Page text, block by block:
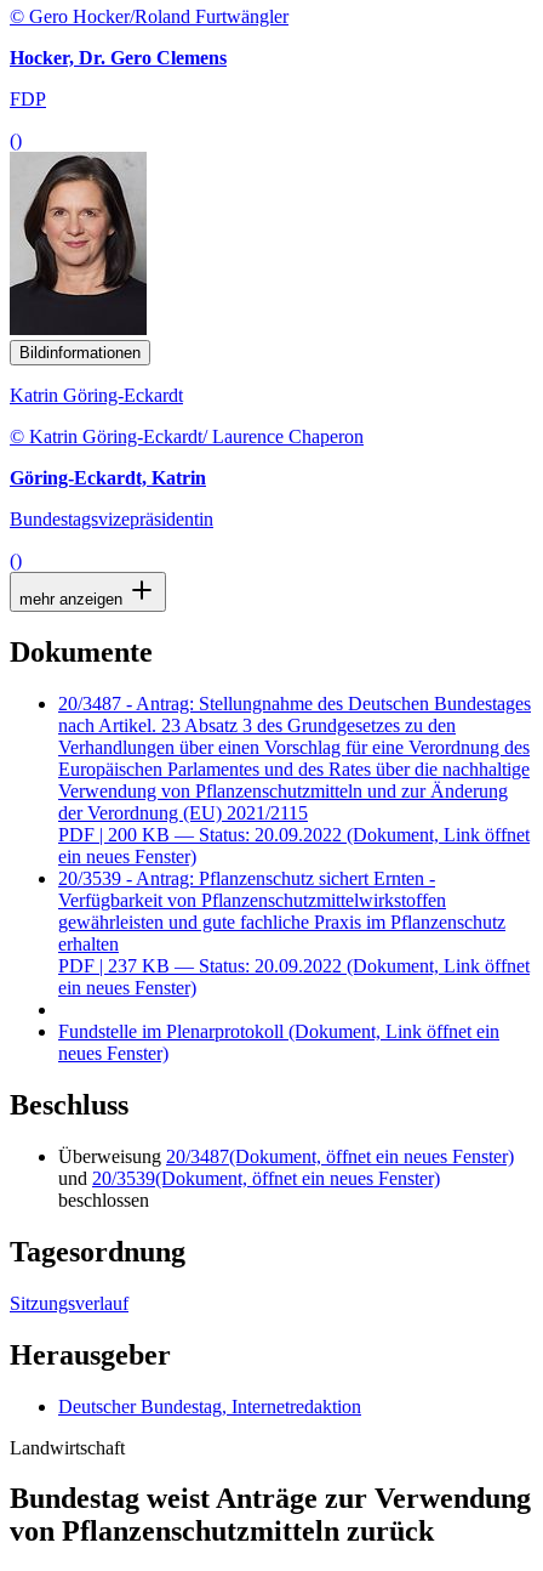
© Gero Hocker/Roland Furtwängler
Hocker, Dr. Gero Clemens
FDP
()
Bildinformationen
Katrin Göring-Eckardt
© Katrin Göring-Eckardt/ Laurence Chaperon
Göring-Eckardt, Katrin
Bundestagsvizepräsidentin
()
mehr anzeigen
Dokumente
20/3487 - Antrag: Stellungnahme des Deutschen Bundestages
nach Artikel. 23 Absatz 3 des Grundgesetzes zu den
Verhandlungen über einen Vorschlag für eine Verordnung des
Europäischen Parlamentes und des Rates über die nachhaltige
Verwendung von Pflanzenschutzmitteln und zur Änderung
der Verordnung (EU) 2021/2115
PDF | 200 KB — Status: 20.09.2022 (Dokument, Link öffnet
ein neues Fenster)
20/3539 - Antrag: Pflanzenschutz sichert Ernten -
Verfügbarkeit von Pflanzenschutzmittelwirkstoffen
gewährleisten und gute fachliche Praxis im Pflanzenschutz
erhalten
PDF | 237 KB — Status: 20.09.2022 (Dokument, Link öffnet
ein neues Fenster)
Fundstelle im Plenarprotokoll (Dokument, Link öffnet ein
neues Fenster)
Beschluss
Überweisung 20/3487(Dokument, öffnet ein neues Fenster)
und 20/3539(Dokument, öffnet ein neues Fenster)
beschlossen
Tagesordnung
Sitzungsverlauf
Herausgeber
Deutscher Bundestag, Internetredaktion
Landwirtschaft
Bundestag weist Anträge zur Verwendung
von Pflanzen­schutzmitteln zurück